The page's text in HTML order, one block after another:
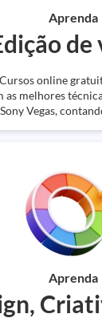
Aprenda
de
online
as melhores
Vegas,
Aprenda